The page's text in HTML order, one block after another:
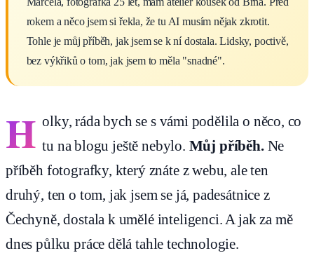
rokem a něco jsem si řekla, že tu AI musím nějak zkrotit.
Tohle je můj příběh, jak jsem se k ní dostala. Lidsky, poctivě,
bez výkřiků o tom, jak jsem to měla "snadné".
H olky, ráda bych se s vámi podělila o něco, co
tu na blogu ještě nebylo. Můj příběh.Ne
příběh fotografky, který znáte z webu, ale ten
druhý, ten o tom, jak jsem se já, padesátnice z
Čechyně, dostala k umělé inteligenci. A jak za mě
dnes půlku práce dělá tahle technologie.